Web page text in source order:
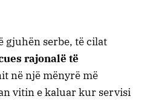
gjuhën serbe, të cilat
rajonalë të
në një mënyrë më
vitin e kaluar kur servisi